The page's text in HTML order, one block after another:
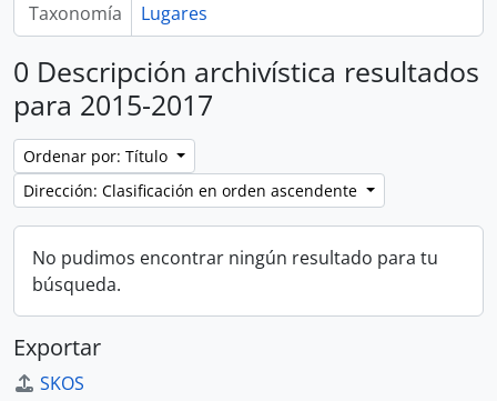
Taxonomía Lugares
0 Descripción archivística resultados
para 2015-2017
Ordenar por: Título
Dirección: Clasificación en orden ascendente
No pudimos encontrar ningún resultado para tu
búsqueda.
Exportar
SKOS